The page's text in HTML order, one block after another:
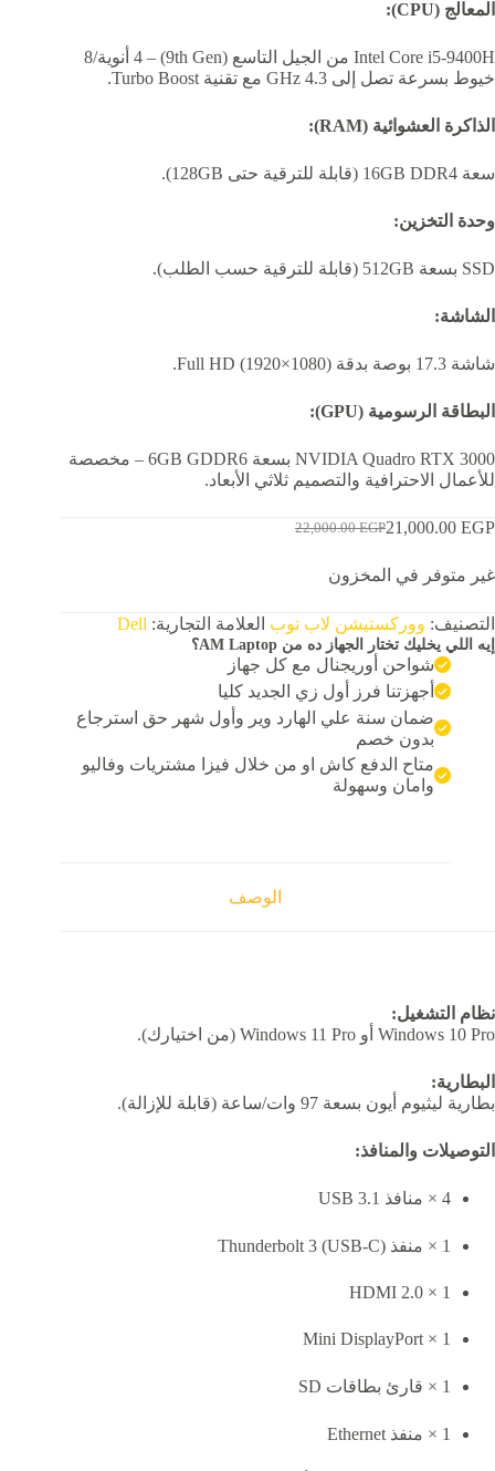
المعالج (CPU):
Intel Core i5-9400H من الجيل التاسع (9th Gen) – 4 أنوية/8
خيوط بسرعة تصل إلى 4.3 GHz مع تقنية Turbo Boost.
الذاكرة العشوائية (RAM):
سعة 16GB DDR4 (قابلة للترقية حتى 128GB).
وحدة التخزين:
SSD بسعة 512GB (قابلة للترقية حسب الطلب).
الشاشة:
شاشة 17.3 بوصة بدقة Full HD (1920×1080).
البطاقة الرسومية (GPU):
NVIDIA Quadro RTX 3000 بسعة 6GB GDDR6 – مخصصة
للأعمال الاحترافية والتصميم ثلاثي الأبعاد.
22,000.00EGP
السعر
هو:
21,000.00 EGP
السعر
هو:
غير متوفر في المخزون
التصنيف: ووركستيشن لاب توب العلامة التجارية: Dell
إيه اللي يخليك تختار الجهاز ده من AM Laptop؟
شواحن أوريجنال مع كل جهاز
أجهزتنا فرز أول زي الجديد كليا
ضمان سنة علي الهارد وير وأول شهر حق استرجاع
بدون خصم
متاح الدفع كاش او من خلال فيزا مشتريات وفاليو
وامان وسهولة
الوصف
نظام التشغيل:
Windows 10 Pro أو Windows 11 Pro (من اختيارك).
البطارية:
بطارية ليثيوم أيون بسعة 97 وات/ساعة (قابلة للإزالة).
التوصيلات والمنافذ:
4 × منافذ USB 3.1
1 × منفذ Thunderbolt 3 (USB-C)
1 × HDMI 2.0
1 × Mini DisplayPort
1 × قارئ بطاقات SD
1 × منفذ Ethernet